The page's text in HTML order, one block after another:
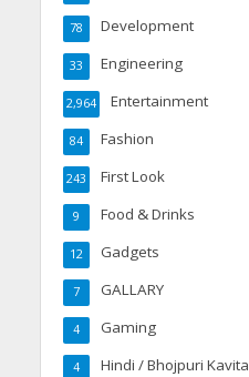
Development
78
Engineering
33
Entertainment
2,964
Fashion
84
First Look
243
Food & Drinks
9
Gadgets
12
GALLARY
7
Gaming
4
Hindi / Bhojpuri Kavita
4